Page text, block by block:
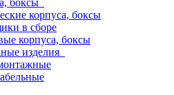
боксы
корпуса, боксы
в сборе
корпуса, боксы
изделия